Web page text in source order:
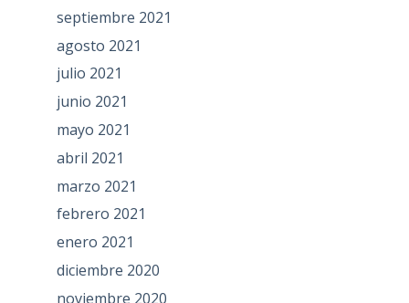
septiembre 2021
agosto 2021
julio 2021
junio 2021
mayo 2021
abril 2021
marzo 2021
febrero 2021
enero 2021
diciembre 2020
noviembre 2020